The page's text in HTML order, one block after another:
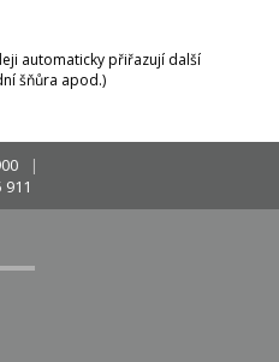
automaticky přiřazují další
šňůra apod.)